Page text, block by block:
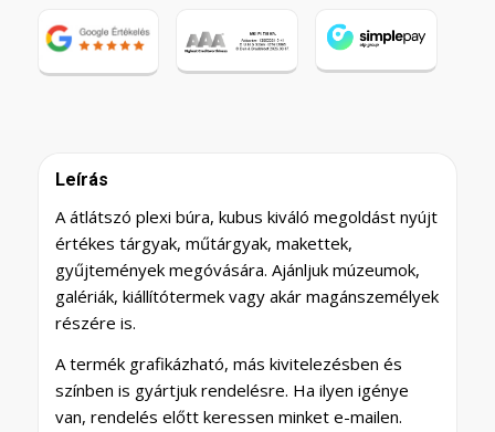
Leírás
A átlátszó plexi búra, kubus kiváló megoldást nyújt
értékes tárgyak, műtárgyak, makettek,
gyűjtemények megóvására. Ajánljuk múzeumok,
galériák, kiállítótermek vagy akár magánszemélyek
részére is.
A termék grafikázható, más kivitelezésben és
színben is gyártjuk rendelésre. Ha ilyen igénye
van, rendelés előtt keressen minket e-mailen.